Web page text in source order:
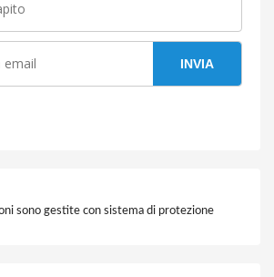
INVIA
sono gestite con sistema di protezione